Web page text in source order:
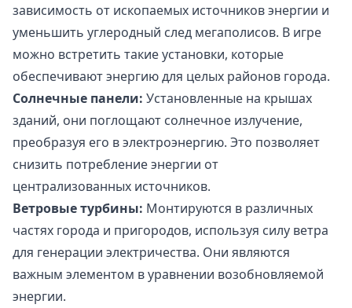
зависимость от ископаемых источников энергии и
уменьшить углеродный след мегаполисов. В игре
можно встретить такие установки, которые
обеспечивают энергию для целых районов города.
Солнечные панели: Установленные на крышах
зданий, они поглощают солнечное излучение,
преобразуя его в электроэнергию. Это позволяет
снизить потребление энергии от
централизованных источников.
Ветровые турбины: Монтируются в различных
частях города и пригородов, используя силу ветра
для генерации электричества. Они являются
важным элементом в уравнении возобновляемой
энергии.